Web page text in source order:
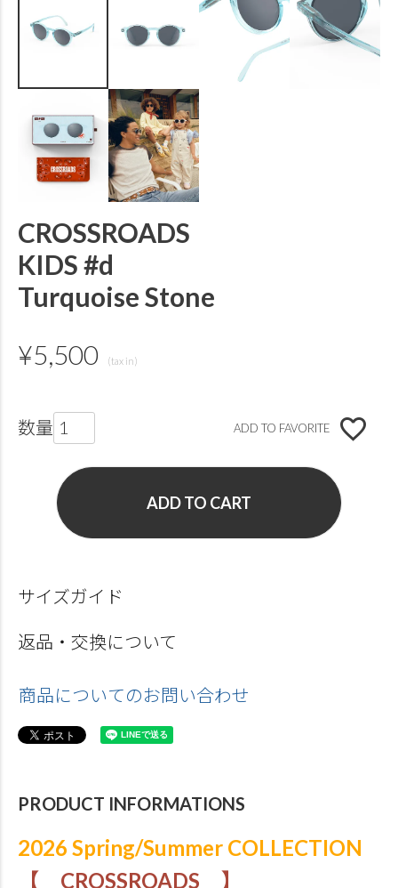
CROSSROADS
KIDS #d
Turquoise Stone
¥5,500
ADD TO FAVORITE
ADD TO CART
サイズガイド
返品・交換について
商品についてのお問い合わせ
PRODUCT INFORMATIONS
2026 Spring/Summer COLLECTION
【 CROSSROADS 】